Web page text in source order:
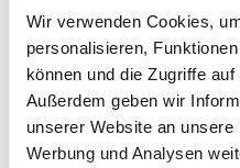
Wir verwenden Cookies,
personalisieren,
können und die Zugriffe
Außerdem geben wir
unserer Website an
Werbung und Analysen
INFOS UND KONTAKTE
Consorzio Turistico
(0039) 0435 99603
http://